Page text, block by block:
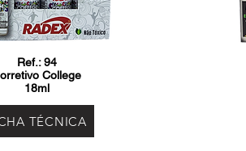
Ref.: 94
College
18ml
TÉCNICA